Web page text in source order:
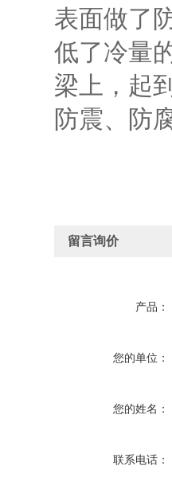
表面做了
低了冷量
梁上，起
防震、防
留言询价
产品：
您的单位：
您的姓名：
联系电话：